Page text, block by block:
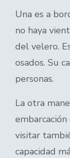
Una es a
no haya
del velero.
osados. Su
personas.
La otra
visitar
capacidad